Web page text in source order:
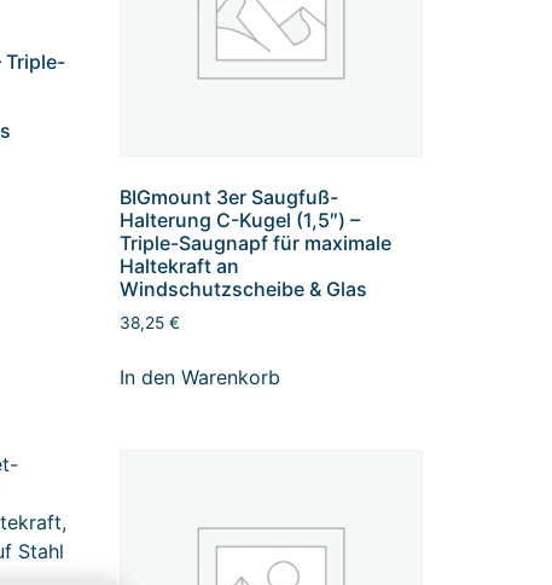
Triple-
BIGmount 3er Saugfuß-
Halterung C-Kugel (1,5″) –
Triple-Saugnapf für maximale
Haltekraft an
Windschutzscheibe & Glas
38,25€
In den Warenkorb